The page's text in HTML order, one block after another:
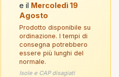
e il Mercoledì 19
Agosto
Prodotto disponibile su
ordinazione. I tempi di
consegna potrebbero
essere più lunghi del
normale.
Isole e CAP disagiati